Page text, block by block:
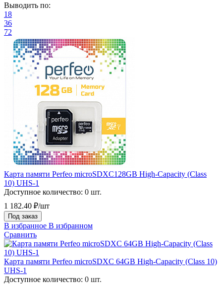
Выводить по:
18
36
72
Карта памяти Perfeo microSDXC128GB High-Capacity (Class
10) UHS-1
Доступное количество: 0 шт.
1 182.40 ₽/шт
Под заказ
В избранное В избранном
Сравнить
Карта памяти Perfeo microSDXC 64GB High-Capacity (Class 10)
UHS-1
Доступное количество: 0 шт.